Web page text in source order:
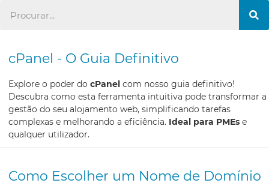
cPanel - O Guia Definitivo
Explore o poder do cPanel com nosso guia definitivo!
Descubra como esta ferramenta intuitiva pode transformar a
gestão do seu alojamento web, simplificando tarefas
complexas e melhorando a eficiência. Ideal para PMEs e
qualquer utilizador.
Como Escolher um Nome de Domínio